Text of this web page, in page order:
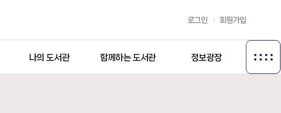
로그인 회원가입
나의 도서관 함께하는 도서관 정보광장